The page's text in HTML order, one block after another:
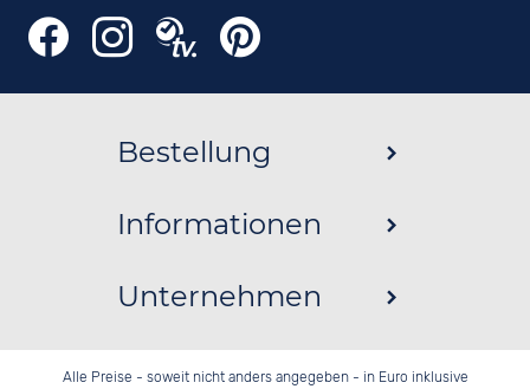
Bestellung
Informationen
Unternehmen
Alle Preise - soweit nicht anders angegeben - in Euro inklusive